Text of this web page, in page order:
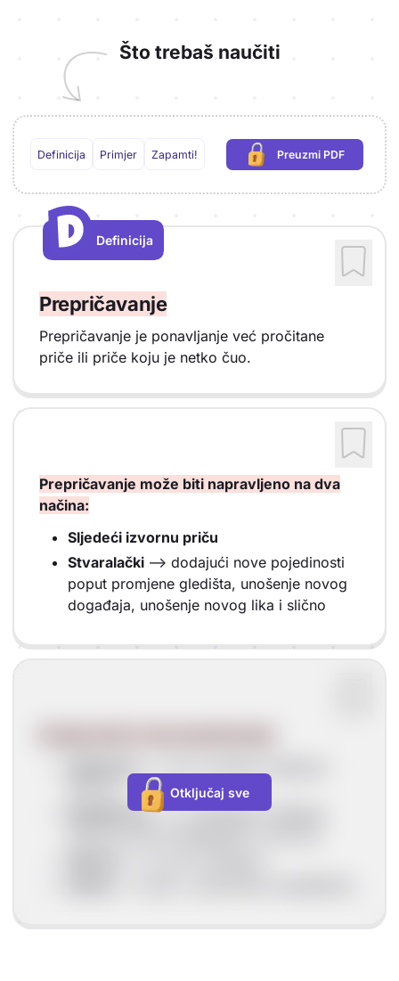
Što trebaš naučiti
Definicija Primjer Zapamti! Preuzmi PDF
(potrebna prijava)
D
D
Definicija
Prepričavanje
Prepričavanje je ponavljanje već pročitane
priče ili priče koju je netko čuo.
Prepričavanje može biti napravljeno na dva
načina:
Sljedeći izvornu priču
Stvaralački --> dodajući nove pojedinosti
poput promjene gledišta, unošenje novog
događaja, unošenje novog lika i slično
Subjektivno--> s unošenjem mišljenja,
Otključaj sve